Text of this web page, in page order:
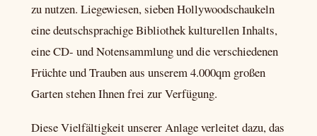
zu nutzen. Liegewiesen, sieben Hollywoodschaukeln
eine deutschsprachige Bibliothek kulturellen Inhalts,
eine CD- und Notensammlung und die verschiedenen
Früchte und Trauben aus unserem 4.000qm großen
Garten stehen Ihnen frei zur Verfügung.
Diese Vielfältigkeit unserer Anlage verleitet dazu, das